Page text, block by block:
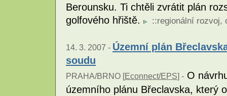
Berounsku. Ti chtěli zvrátit plán
golfového hřiště.
::regionální rozvoj,
14. 3. 2007 - Územní plán
soudu
PRAHA/BRNO [Econnect/EPS] - O
územního plánu Břeclavska, který